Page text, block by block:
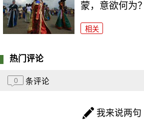
蒙，意欲何为？
相关
热门评论
0 条评论
我来说两句